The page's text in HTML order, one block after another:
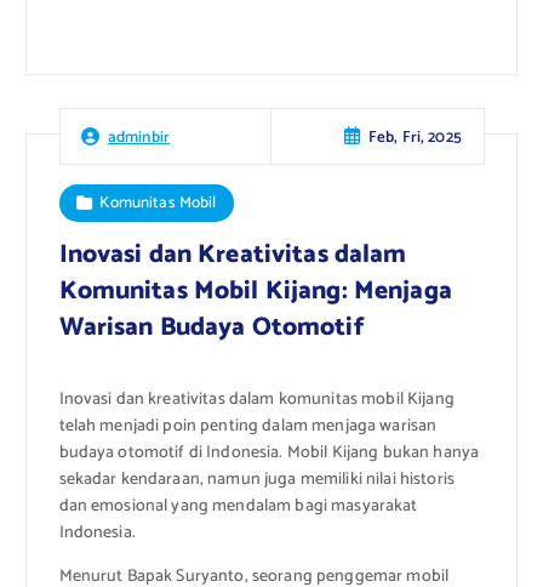
adminbir Feb, Fri, 2025
Komunitas Mobil
Inovasi dan Kreativitas dalam
Komunitas Mobil Kijang: Menjaga
Warisan Budaya Otomotif
Inovasi dan kreativitas dalam komunitas mobil Kijang
telah menjadi poin penting dalam menjaga warisan
budaya otomotif di Indonesia. Mobil Kijang bukan hanya
sekadar kendaraan, namun juga memiliki nilai historis
dan emosional yang mendalam bagi masyarakat
Indonesia.
Menurut Bapak Suryanto, seorang penggemar mobil